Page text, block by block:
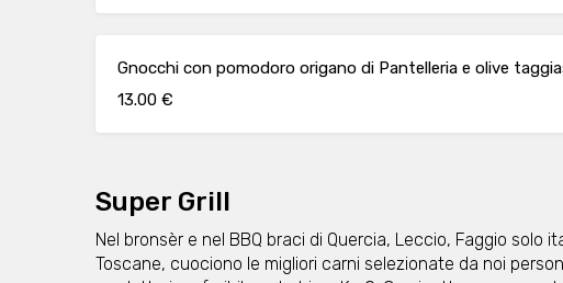
Gnocchi con pomodoro origano di Pantelleria e olive
13.00 €
Super Grill
Nel bronsèr e nel BBQ braci di Quercia, Leccio, Faggio solo
Toscane, cuociono le migliori carni selezionate da noi